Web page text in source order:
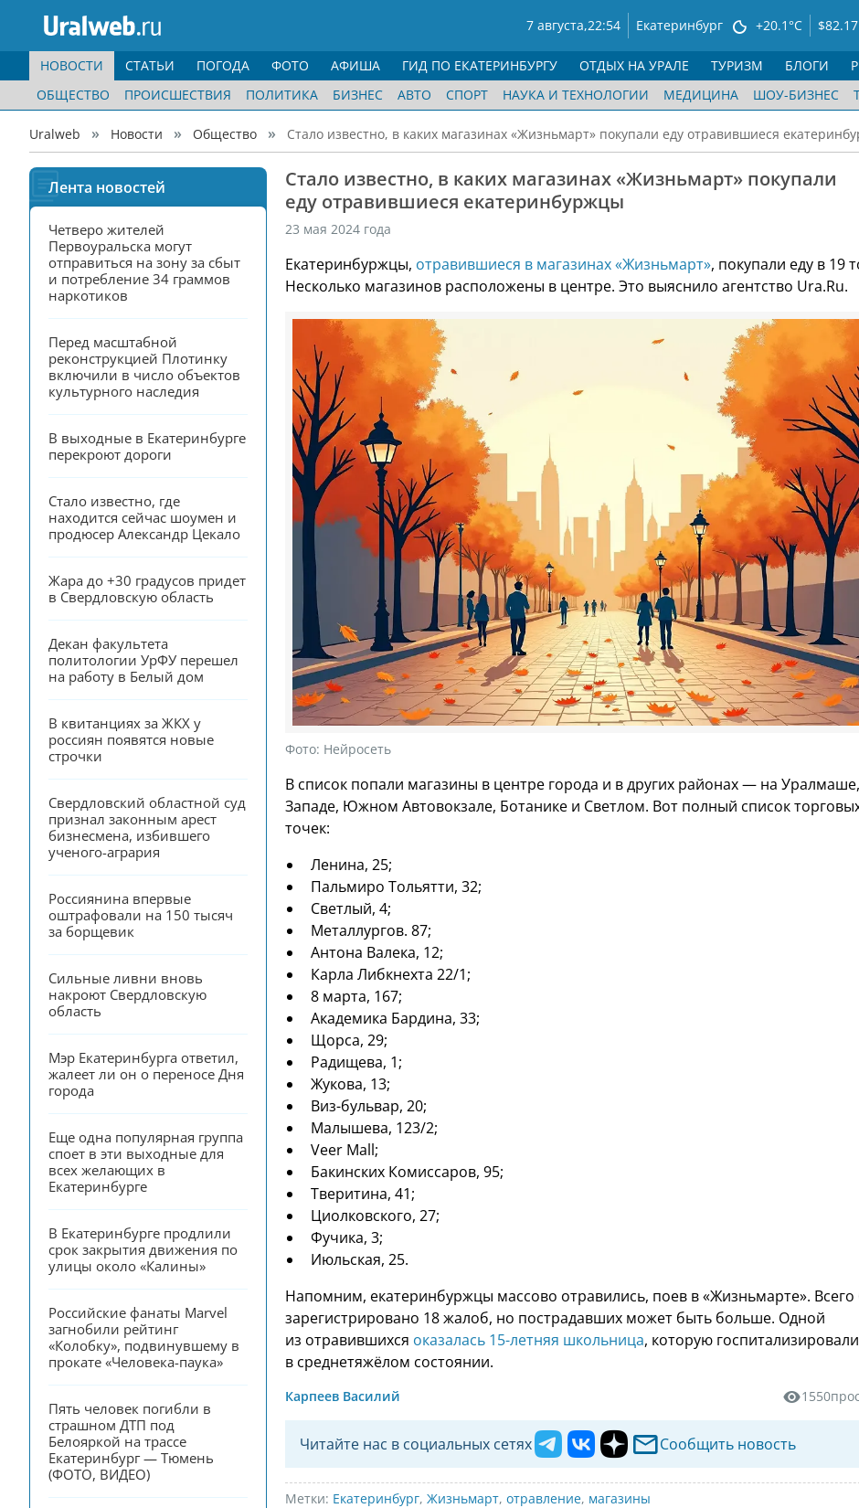
7 августа,22:54 Екатеринбург +20.1°C $82.17
НОВОСТИ
ОБЩЕСТВО
ПРОИСШЕСТВИЯ ПОЛИТИКА БИЗНЕС АВТО СПОРТ НАУКА И ТЕХНОЛОГИИ МЕДИЦИНА ШОУ-БИЗНЕС
СТАТЬИ ПОГОДА ФОТО АФИША ГИД ПО ЕКАТЕРИНБУРГУ ОТДЫХ НА УРАЛЕ ТУРИЗМ БЛОГИ
Uralweb Новости Общество Стало известно, в каких магазинах «Жизньмарт» покупали еду отравившиеся
Лента новостей
Четверо жителей
Первоуральска могут
отправиться на зону за сбыт
и потребление 34 граммов
наркотиков
Перед масштабной
реконструкцией Плотинку
включили в число объектов
культурного наследия
В выходные в Екатеринбурге
перекроют дороги
Стало известно, где
находится сейчас шоумен и
продюсер Александр Цекало
Жара до +30 градусов придет
в Свердловскую область
Декан факультета
политологии УрФУ перешел
на работу в Белый дом
В квитанциях за ЖКХ у
россиян появятся новые
строчки
Свердловский областной суд
признал законным арест
бизнесмена, избившего
ученого-агрария
Россиянина впервые
оштрафовали на 150 тысяч
за борщевик
Сильные ливни вновь
накроют Свердловскую
область
Мэр Екатеринбурга ответил,
жалеет ли он о переносе Дня
города
Еще одна популярная группа
споет в эти выходные для
всех желающих в
Екатеринбурге
В Екатеринбурге продлили
срок закрытия движения по
улицы около «Калины»
Российские фанаты Marvel
загнобили рейтинг
«Колобку», подвинувшему в
прокате «Человека-паука»
Пять человек погибли в
страшном ДТП под
Белояркой на трассе
Екатеринбург — Тюмень
(ФОТО, ВИДЕО)
Стало известно, в каких магазинах «Жизньмарт» покупали
еду отравившиеся екатеринбуржцы
23 мая 2024 года
Екатеринбуржцы, отравившиеся в магазинах «Жизньмарт», покупали еду в 19
Несколько магазинов расположены в центре. Это выяснило агентство Ura.Ru.
Фото: Нейросеть
В список попали магазины в центре города и в других районах — на
Западе, Южном Автовокзале, Ботанике и Светлом. Вот полный список
точек:
Ленина, 25;
Пальмиро Тольятти, 32;
Светлый, 4;
Металлургов. 87;
Антона Валека, 12;
Карла Либкнехта 22/1;
8 марта, 167;
Академика Бардина, 33;
Щорса, 29;
Радищева, 1;
Жукова, 13;
Виз-бульвар, 20;
Малышева, 123/2;
Veer Mall;
Бакинских Комиссаров, 95;
Тверитина, 41;
Циолковского, 27;
Фучика, 3;
Июльская, 25.
Напомним, екатеринбуржцы массово отравились, поев в «Жизньмарте».
зарегистрировано 18 жалоб, но пострадавших может быть больше. Одной
из отравившихся оказалась 15-летняя школьница, которую госпитализировали
в среднетяжёлом состоянии.
Карпеев Василий 1550
Читайте нас в социальных сетях Сообщить новость
Метки: Екатеринбург, Жизньмарт, отравление, магазины